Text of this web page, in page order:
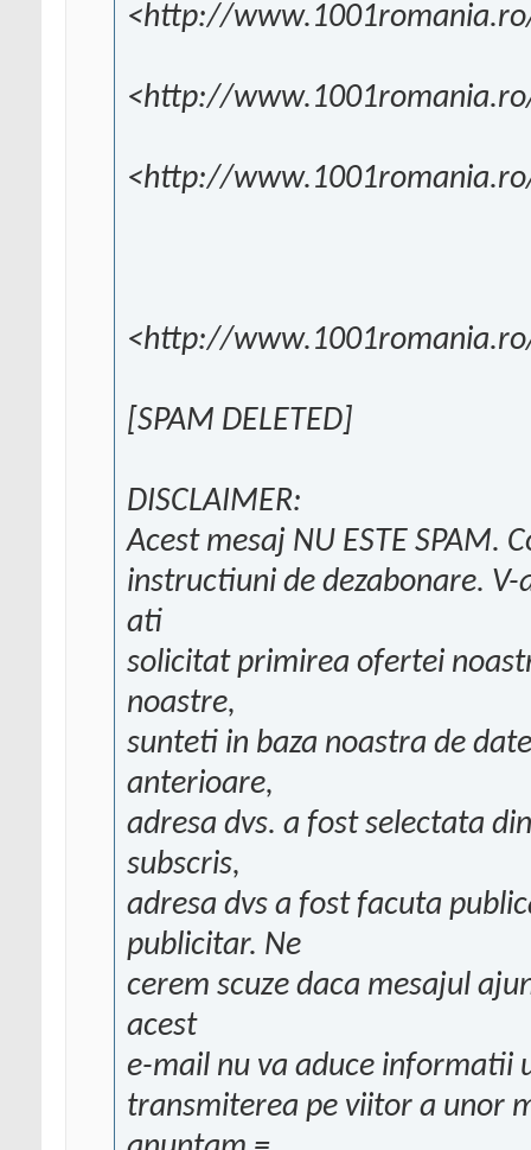
<http://
<http://
<http://
<http://
[SPAM DELETED]
DISCLAIMER:
Acest mesaj NU ESTE SPAM.
instructiuni de dezabonare.
ati
solicitat primirea ofertei
noastre,
sunteti in baza noastra de
anterioare,
adresa dvs. a fost selectata
subscris,
adresa dvs a fost facuta
publicitar. Ne
cerem scuze daca mesajul
acest
e-mail nu va aduce informatii
transmiterea pe viitor a unor